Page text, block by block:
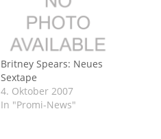
Britney Spears: Neues
Sextape
4. Oktober 2007
In "Promi-News"